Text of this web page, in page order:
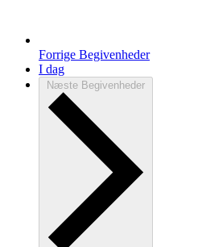
Forrige Begivenheder
I dag
Næste Begivenheder